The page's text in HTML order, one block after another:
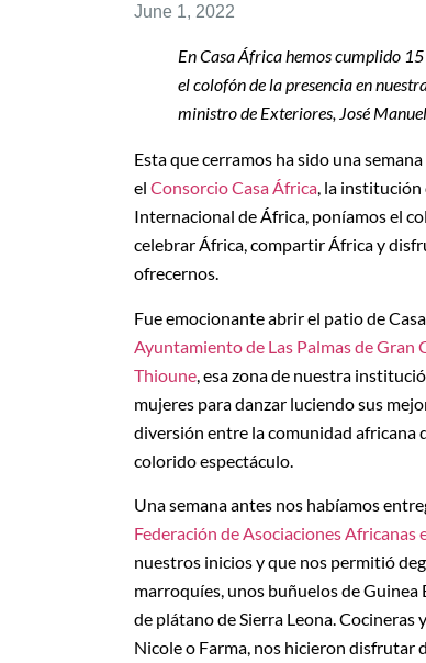
June 1, 2022
En Casa África hemos cumplido
el colofón de la presencia en
ministro de Exteriores, José
Esta que cerramos ha sido una
el Consorcio Casa África, la institución
Internacional de África, poníamos el
celebrar África, compartir África y
ofrecernos.
Fue emocionante abrir el patio de
Ayuntamiento de Las Palmas de Gran
Thioune , esa zona de nuestra
mujeres para danzar luciendo sus
diversión entre la comunidad africana
colorido espectáculo.
Una semana antes nos habíamos
Federación de Asociaciones Africanas
nuestros inicios y que nos permitió
marroquíes, unos buñuelos de Guinea
de plátano de Sierra Leona. Cocineras
Nicole o Farma, nos hicieron disfrutar